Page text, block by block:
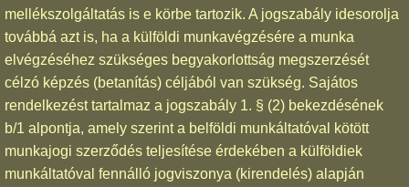
mellékszolgáltatás is e körbe tartozik. A jogszabály idesorolja
továbbá azt is, ha a külföldi munkavégzésére a munka
elvégzéséhez szükséges begyakorlottság megszerzését
célzó képzés (betanítás) céljából van szükség. Sajátos
rendelkezést tartalmaz a jogszabály 1. § (2) bekezdésének
b/1 alpontja, amely szerint a belföldi munkáltatóval kötött
munkajogi szerződés teljesítése érdekében a külföldiek
munkáltatóval fennálló jogviszonya (kirendelés) alapján